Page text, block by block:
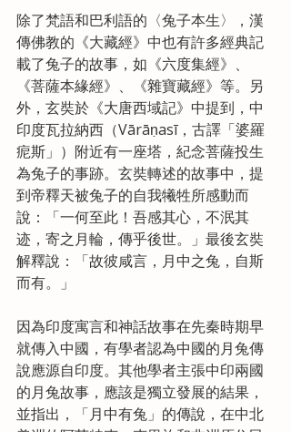
除了梵語和巴利語的〈兔子本生〉，漢
傳佛教的《大藏經》中也有許多經典記
載了兔子的故事，如《六度集經》、
《菩薩本緣經》、《雜寶藏經》等。另
外，玄奘於《大唐西域記》中提到，中
印度瓦拉納西（Vārāṇasī，古譯「婆羅
痆斯」）附近有一座塔，紀念菩薩投生
為兔子的事跡。玄奘轉述的故事中，提
到帝釋天被兔子的自我犧牲所感動而
說：「一何至此！吾感其心，不泯其
迹，寄之月輪，傳乎後世。」最後玄奘
解釋說：「故彼咸言，月中之兔，自斯
而有。」
因為印度寓言和神話故事在先秦時期早
就傳入中國，有學者認為中國的月兔傳
說應源自印度。其他學者主張中印兩國
的月兔故事，應該是獨立發展的結果，
並指出，「月中有兔」的傳說，在中北